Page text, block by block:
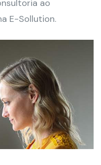
ao
E-Sollution.